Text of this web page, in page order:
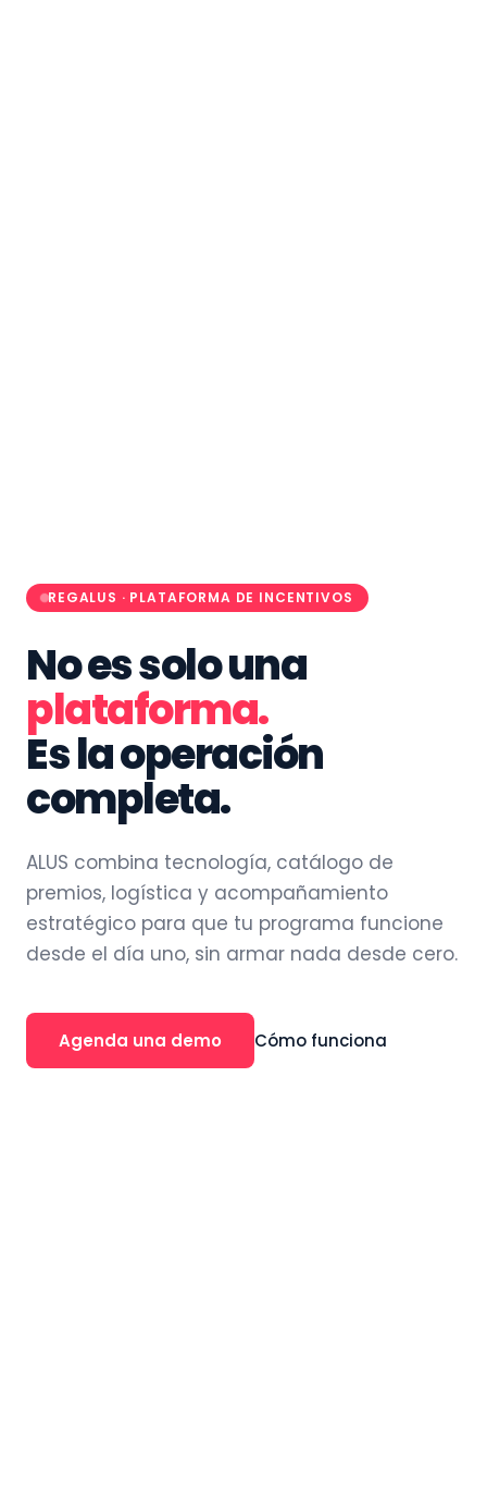
REGALUS · PLATAFORMA DE INCENTIVOS
No es solo una
plataforma.
Es la operación
completa.
ALUS combina tecnología, catálogo de
premios, logística y acompañamiento
estratégico para que tu programa funcione
desde el día uno, sin armar nada desde cero.
Agenda una demo Cómo funciona